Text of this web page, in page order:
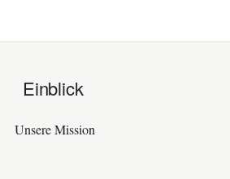
Einblick
Unsere Mission